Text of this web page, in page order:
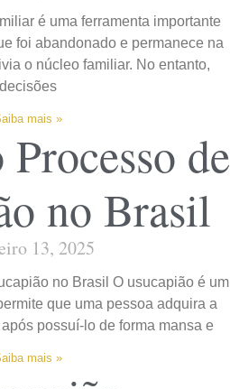
é uma ferramenta importante
foi abandonado e permanece na
o núcleo familiar. No entanto,
decisões
mais »
de
no Brasil
13, 2025
no Brasil O usucapião é um
que uma pessoa adquira a
possuí-lo de forma mansa e
mais »